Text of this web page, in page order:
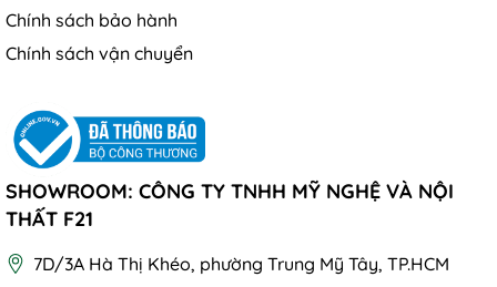
Chính sách bảo hành
Chính sách vận chuyển
SHOWROOM: CÔNG TY TNHH MỸ NGHỆ VÀ NỘI
THẤT F21
7D/3A Hà Thị Khéo, phường Trung Mỹ Tây, TP.HCM